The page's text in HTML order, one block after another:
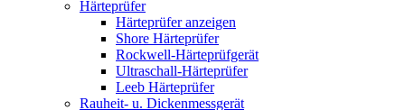
Härteprüfer
Härteprüfer anzeigen
Shore Härteprüfer
Rockwell-Härteprüfgerät
Ultraschall-Härteprüfer
Leeb Härteprüfer
Rauheit- u. Dickenmessgerät